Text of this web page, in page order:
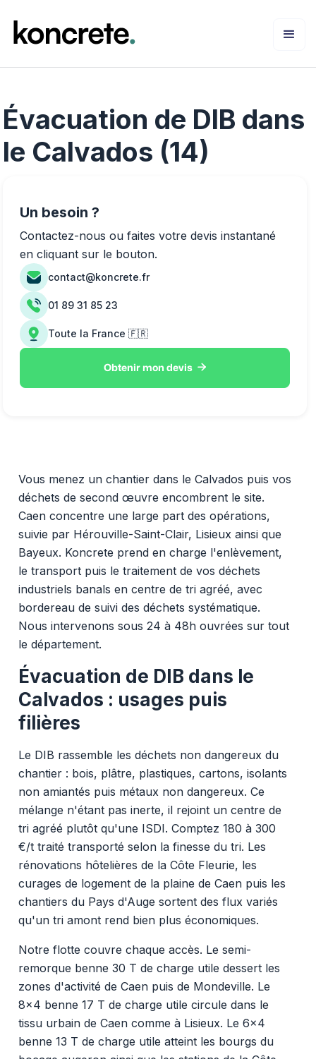
Évacuation de DIB dans
le Calvados (14)
Vous menez un chantier dans le Calvados puis vos
déchets de second œuvre encombrent le site.
Caen concentre une large part des opérations,
suivie par Hérouville-Saint-Clair, Lisieux ainsi que
Bayeux. Koncrete prend en charge l'enlèvement,
le transport puis le traitement de vos déchets
industriels banals en centre de tri agréé, avec
bordereau de suivi des déchets systématique.
Nous intervenons sous 24 à 48h ouvrées sur tout
le département.
Évacuation de DIB dans le
Calvados : usages puis
filières
Le DIB rassemble les déchets non dangereux du
chantier : bois, plâtre, plastiques, cartons, isolants
non amiantés puis métaux non dangereux. Ce
mélange n'étant pas inerte, il rejoint un centre de
tri agréé plutôt qu'une ISDI. Comptez 180 à 300
€/t traité transporté selon la finesse du tri. Les
rénovations hôtelières de la Côte Fleurie, les
curages de logement de la plaine de Caen puis les
chantiers du Pays d'Auge sortent des flux variés
qu'un tri amont rend bien plus économiques.
Notre flotte couvre chaque accès. Le semi-
remorque benne 30 T de charge utile dessert les
zones d'activité de Caen puis de Mondeville. Le
8x4 benne 17 T de charge utile circule dans le
tissu urbain de Caen comme à Lisieux. Le 6x4
benne 13 T de charge utile atteint les bourgs du
Un besoin ?
Contactez-nous ou faites votre devis instantané
en cliquant sur le bouton.
contact@koncrete.fr
01 89 31 85 23
Toute la France 🇫🇷
Obtenir mon devis 